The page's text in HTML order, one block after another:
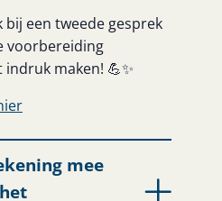
bij een tweede gesprek
voorbereiding
indruk maken! 💪✨
mee